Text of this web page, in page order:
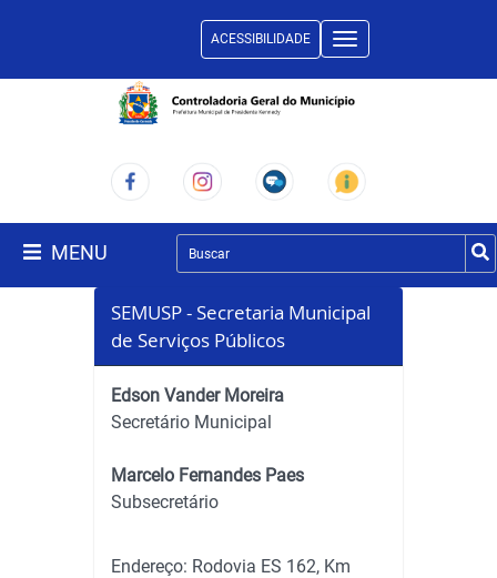
Toggle
navigation
ACESSIBILIDADE
MENU
SEMUSP - Secretaria Municipal
de Serviços Públicos
Edson Vander Moreira
Secretário Municipal
Marcelo Fernandes Paes
Subsecretário
Endereço: Rodovia ES 162, Km